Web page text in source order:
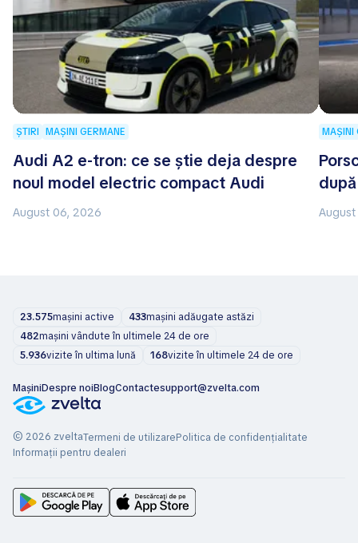
ȘTIRI MAȘINI GERMANE
Audi A2 e-tron: ce se știe deja despre
noul model electric compact Audi
August 06, 2026
MAȘINI
23.575mașini active 433mașini adăugate astăzi
482mașini vândute în ultimele 24 de ore
5.936vizite în ultima lună 168vizite în ultimele 24 de ore
MașiniDespre noiBlogContactesupport@zvelta.com
© 2026 zveltaTermeni de utilizarePolitica de confidențialitate
Informații pentru dealeri